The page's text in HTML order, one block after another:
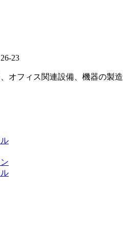
23
オフィス関連設備、機器の製